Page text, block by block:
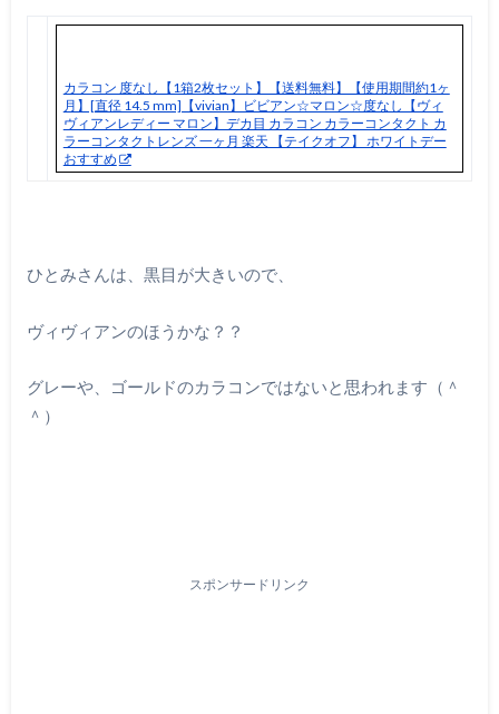
カラコン 度なし【1箱2枚セット】【送料無料】【使用期間約1ヶ
月】[直径 14.5 mm]【vivian】ビビアン☆マロン☆度なし【ヴィ
ヴィアンレディー マロン】デカ目 カラコン カラーコンタクト カ
ラーコンタクトレンズ 一ヶ月 楽天 【テイクオフ】 ホワイトデー
おすすめ
ひとみさんは、黒目が大きいので、
ヴィヴィアンのほうかな？？
グレーや、ゴールドのカラコンではないと思われます（＾
＾）
スポンサードリンク